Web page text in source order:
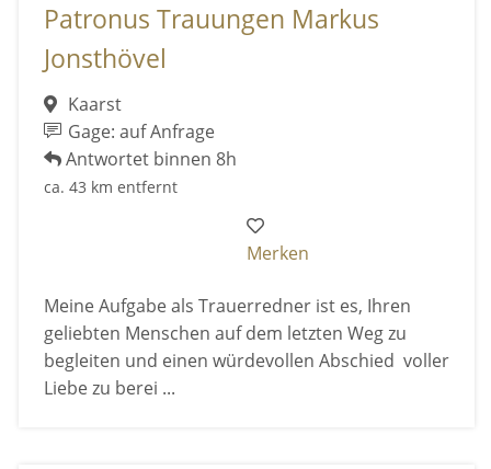
Patronus Trauungen Markus
Jonsthövel
Kaarst
Gage: auf Anfrage
Antwortet binnen 8h
ca. 43 km entfernt
Merken
Meine Aufgabe als Trauerredner ist es, Ihren
geliebten Menschen auf dem letzten Weg zu
begleiten und einen würdevollen Abschied voller
Liebe zu berei ...